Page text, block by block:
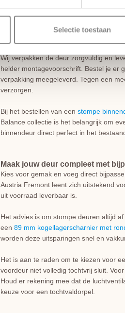
Selectie toestaan
opdekuitvoering zijn bovendien de
van 126 mm, een bovendorpel van
Wij verpakken de deur zorgvuldig en
helder montagevoorschrift. Bestel je er
verpakking meegeleverd. Tegen een
verzorgen.
Bij het bestellen van een stompe
Balance collectie is het belangrijk om
binnendeur direct perfect in het
Maak jouw deur compleet met
Kies voor gemak en voeg direct
Austria Fremont leent zich uitstekend
uit voorraad leverbaar is.
Het advies is om stompe deuren altijd
een 89 mm kogellagerscharnier met
worden deze uitsparingen snel en
Het is aan te raden om te kiezen voor
voordeur niet volledig tochtvrij sluit.
Houd er rekening mee dat de
keuze voor een tochtvaldorpel.